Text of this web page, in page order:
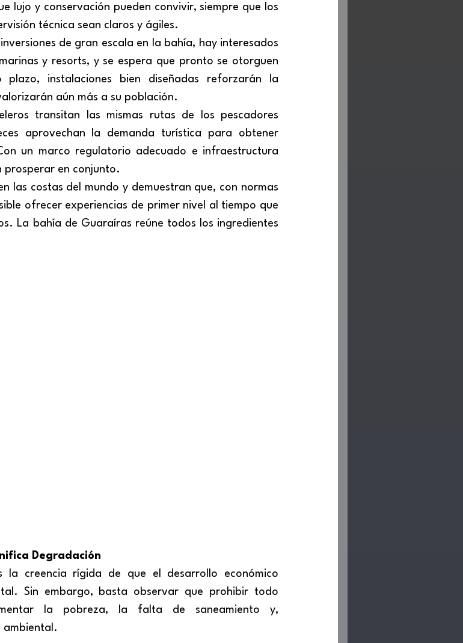
lujo y conservación pueden convivir, siempre que los
técnica sean claros y ágiles.
y resorts, y se espera que pronto se otorguen
plazo, instalaciones bien diseñadas reforzarán la
aún más a su población.
aprovechan la demanda turística para obtener
un marco regulatorio adecuado e infraestructura
prosperar en conjunto.
ofrecer experiencias de primer nivel al tiempo que
La bahía de Guaraíras reúne todos los ingredientes
Degradación
la creencia rígida de que el desarrollo económico
Sin embargo, basta observar que prohibir todo
la pobreza, la falta de saneamiento y,
ambiental.